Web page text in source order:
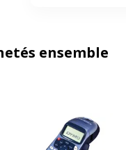
ensemble